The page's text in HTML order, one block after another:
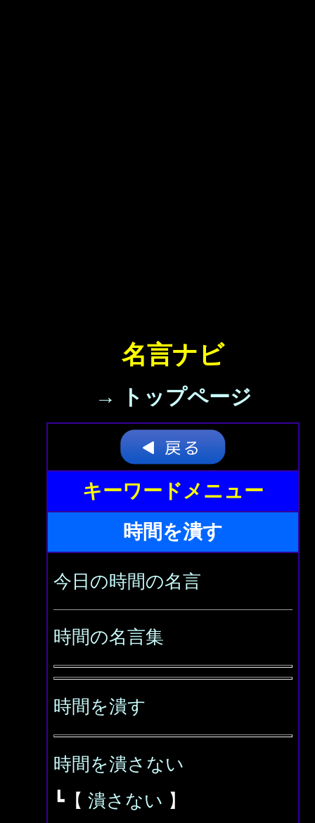
名言ナビ
→ トップページ
キーワードメニュー
時間を潰す
今日の時間の名言
時間の名言集
時間を潰す
時間を潰さない
┗【 潰さない 】